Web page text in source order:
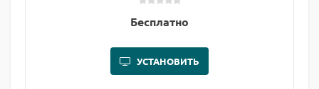
Бесплатно
УСТАНОВИТЬ